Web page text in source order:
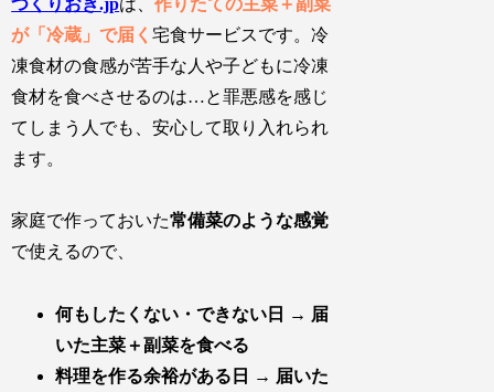
が「冷蔵」で届く宅食サービスです。冷
凍食材の食感が苦手な人や子どもに冷凍
食材を食べさせるのは…と罪悪感を感じ
てしまう人でも、安心して取り入れられ
ます。
家庭で作っておいた常備菜のような感覚
で使えるので、
何もしたくない・できない日 → 届
いた主菜＋副菜を食べる
料理を作る余裕がある日 → 届いた